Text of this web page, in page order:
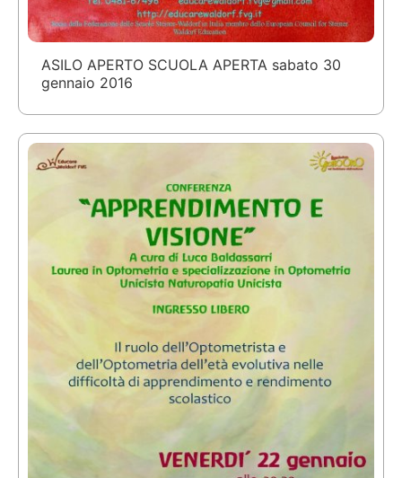
ASILO APERTO SCUOLA APERTA sabato 30
gennaio 2016